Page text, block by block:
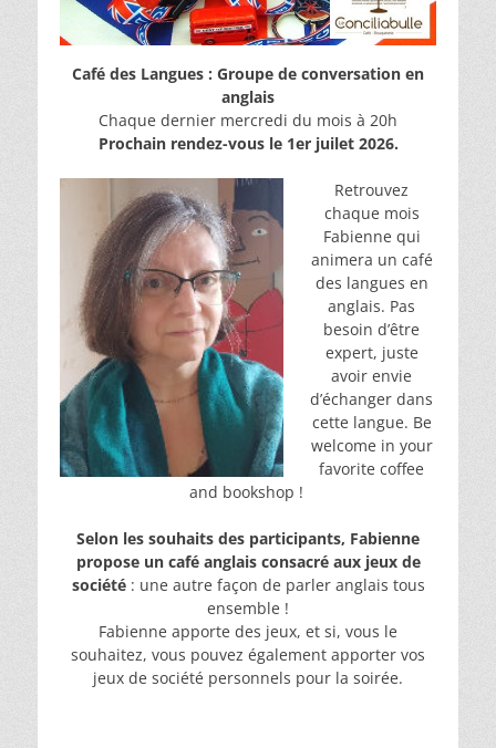
Café des Langues : Groupe de conversation en
anglais
Chaque dernier mercredi du mois à 20h
Prochain rendez-vous le 1er juilet 2026.
Retrouvez
chaque mois
Fabienne qui
animera un café
des langues en
anglais. Pas
besoin d’être
expert, juste
avoir envie
d’échanger dans
cette langue. Be
welcome in your
favorite coffee
and bookshop !
Selon les souhaits des participants, Fabienne
propose un café anglais consacré aux jeux de
société: une autre façon de parler anglais tous
ensemble !
Fabienne apporte des jeux, et si, vous le
souhaitez, vous pouvez également apporter vos
jeux de société personnels pour la soirée.